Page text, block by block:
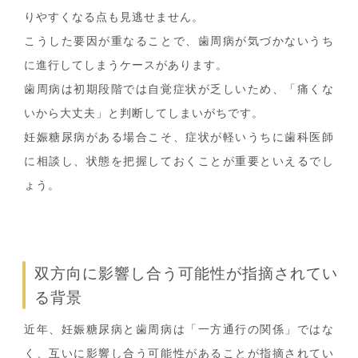
りやすくなる点も見逃せません。
こうした要因が重なることで、歯周病が気づかないうち
に進行してしまうケースがあります。
歯周病は初期段階では自覚症状が乏しいため、「痛くな
いから大丈夫」と判断してしまいがちです。
妊娠糖尿病がある場合こそ、症状が軽いうちに歯科医師
に相談し、状態を把握しておくことが重要といえるでし
ょう。
双方向に影響し合う可能性が指摘されてい
る背景
近年、妊娠糖尿病と歯周病は「一方通行の関係」ではな
く、互いに影響し合う可能性があることが指摘されてい